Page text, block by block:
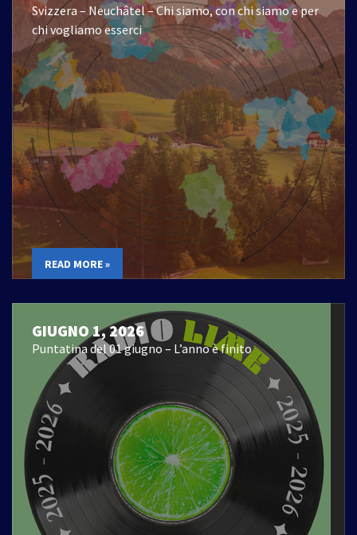
Svizzera – Neuchâtel – Chi siamo, con chi siamo e per
chi vogliamo esserci
READ MORE »
GIUGNO 1, 2026
Puntatina del 01 giugno – L’anno è finito